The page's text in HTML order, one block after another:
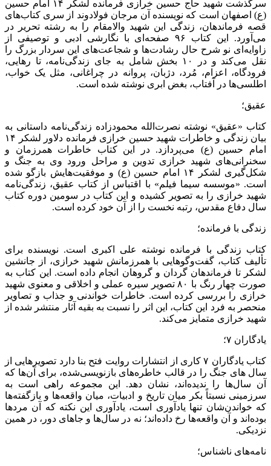
سرگذشت شهید حاج حسین خرازی فرمانده لشکر ۱۴ امام حسین
(ع) اصفهان است که نویسنده آن مرجان فولادوند از سری کتاب‌های
قصه فرماندهان، زندگی این شهید والامقام را به رشته تحریر در
می‌آورد. این کتاب ۹۶ صفحه‌ای با نگارشی ادبی و توصیفی از
زاوایه‌ای نو شرح حال رشادت‌ها و شجاعت‌های این سردار بزرگ را
نقل می‌کند و در ۱۰ بخش شامل به جای زندگی‌نامه، تا رهایی،
فرودگاه، اعزام، مُرد، دژبان، پروانه در چراغانی، مثل یک خواب،
اطلسی‌ها در آفتاب، بغض ابری نوشته شده است.
عقیق؛
کتاب «عقیق» نوشته نصرت‌الله محمودزاده زندگی‌نامه داستانی به
بیان زندگی و خاطرات شهید حسین خرازی فرمانده دلاور لشکر ۱۴
امام حسین (ع) می‌پردازد. در این کتاب خاطرات همرزمان و
سخنرانی‌های شهید خرازی تدوین و مراحل ورود وی به جنگ و
شکل‌گیری لشکر ۱۴ امام حسین (ع) و موفقیت‌هایش بازگو شده
است. «موسسه سیما فیلم» با اقتباس از کتاب عقیق، زندگی‌نامه
شهید خرازی را به تصویر کشیده و این کتاب در سومین دوره کتاب
سال دفاع مقدس، رتبه نخست را از آن خود کرده است.
زندگی با فرمانده؛
کتاب زندگی با فرمانده نوشته علی اکبری است. نویسنده برای
تألیف کتاب، گفت‌وگوهایی با همرزمانش شهید خرازی، از جانشین
لشکر تا فرماندهان گردان و گروهان انجام داده است. این کتاب به
صورت چهار رنگ با ۸۰ تصویر سیره عملی و اخلاقی و معنوی شهید
خرازی را بررسی کرده است. خاطرات خواندنی و جذاب و تصاویر
منحصر به فرد این کتاب، این اثر را نسبت به بقیه آثار منتشر شده از
شهید خرازی متمایز می‌کند.
یادگاران ۷؛
کتاب یادگاران ۷ کاری از انتشارات روایت فتح بنا دارد تصویرهایی از
سال های جنگ را در قالب خاطره‌های بازنویسی‌شده، برای آن‌ها که
آن سال‌ها را ندیده‌اند، نشان دهد. این مجموعه راهی است به
سرزمینی نسبتاً بکر میان تاریخ و ادبیات، میان واقعه‌ها و بازگفته‌ها
که خواندن‌شان تنها یادآوری است، یادآوری این نکته که آن مردها
بوده‌اند و آن واقعه‌ها رخ داده‌اند؛ نه در سال‌ها و جاهای دور، در همین
نزدیکی.
نامه‌های ناشناس؛